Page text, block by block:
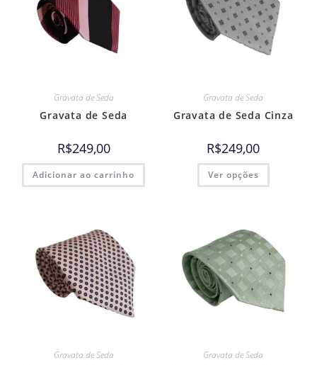
Gravata de Seda
Gravata de Seda
R$249,00
Adicionar ao carrinho
Gravata de Seda
Gravata de Seda Cinza
R$249,00
Ver opções
Gravata de Seda Gravata de Seda